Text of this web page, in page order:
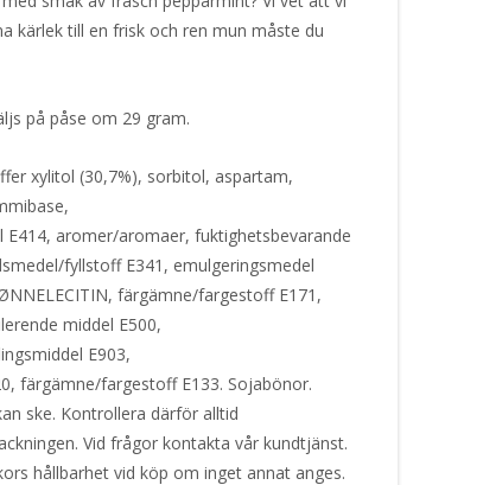
kärlek till en frisk och ren mun måste du
på påse om 29 gram.
xylitol (30,7%), sorbitol, aspartam,
aromer/aromaer, fuktighetsbevarande
fyllstoff E341, emulgeringsmedel
färgämne/fargestoff E171,
middel E500,
E903,
färgämne/fargestoff E133. Sojabönor.
ske. Kontrollera därför alltid
Vid frågor kontakta vår kundtjänst.
hållbarhet vid köp om inget annat anges.